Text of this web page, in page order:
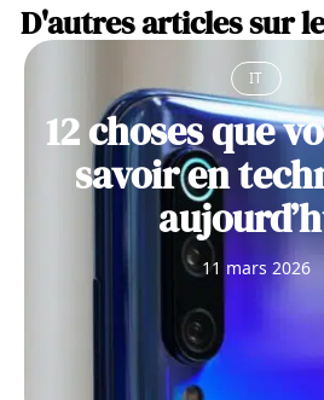
D'autres articles sur
IT
12 choses que
savoir en
11 mars 2026